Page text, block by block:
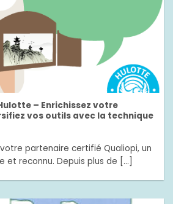
– Enrichissez votre
vos outils avec la technique
partenaire certifié Qualiopi, un
reconnu. Depuis plus de [...]